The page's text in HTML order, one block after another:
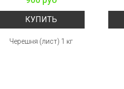
КУПИТЬ
Черешня (лист) 1 кг